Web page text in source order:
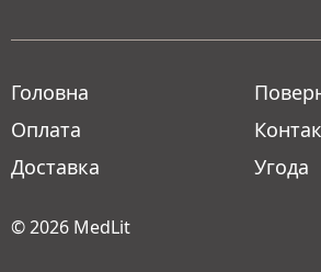
Головна
Оплата
Доставка
Угода
© 2026 MedLit